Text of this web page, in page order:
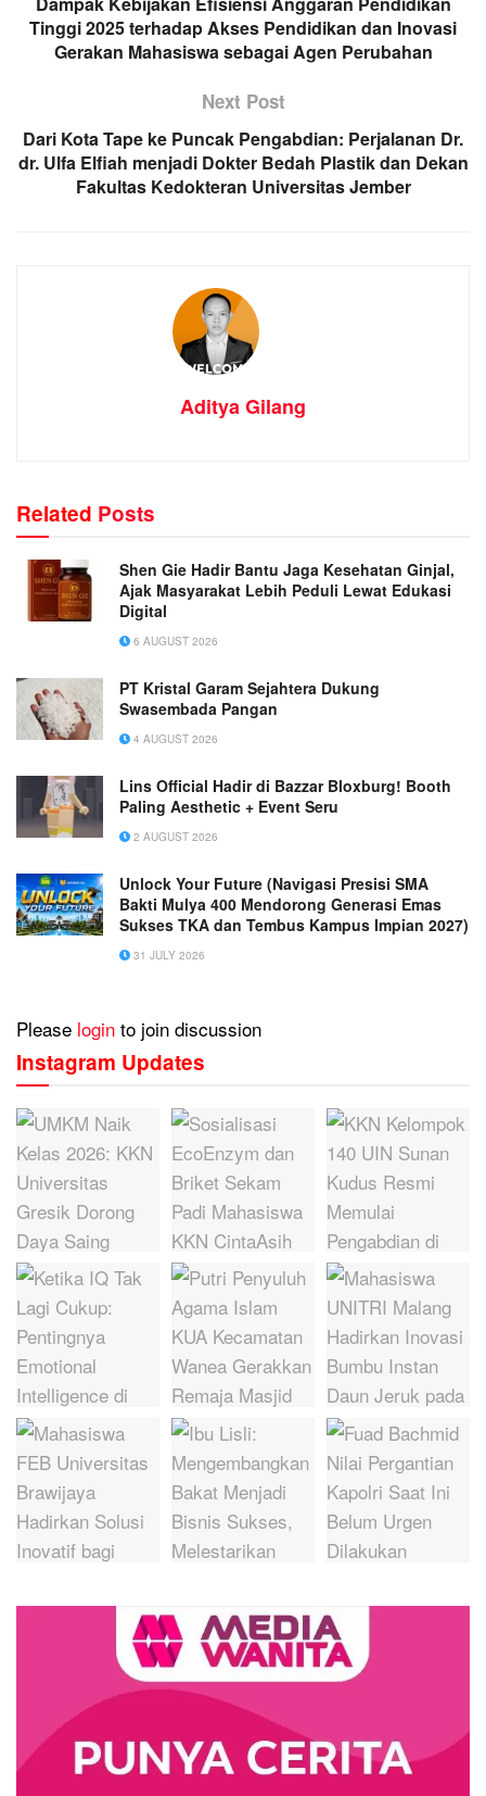
Tinggi 2025 terhadap Akses Pendidikan dan Inovasi
Gerakan Mahasiswa sebagai Agen Perubahan
Next Post
Dari Kota Tape ke Puncak Pengabdian: Perjalanan Dr.
dr. Ulfa Elfiah menjadi Dokter Bedah Plastik dan Dekan
Fakultas Kedokteran Universitas Jember
Aditya Gilang
Related Posts
Shen Gie Hadir Bantu Jaga Kesehatan Ginjal,
Ajak Masyarakat Lebih Peduli Lewat Edukasi
Digital
6 AUGUST 2026
PT Kristal Garam Sejahtera Dukung
Swasembada Pangan
4 AUGUST 2026
Lins Official Hadir di Bazzar Bloxburg! Booth
Paling Aesthetic + Event Seru
2 AUGUST 2026
Unlock Your Future (Navigasi Presisi SMA
Bakti Mulya 400 Mendorong Generasi Emas
Sukses TKA dan Tembus Kampus Impian 2027)
31 JULY 2026
Please login to join discussion
Instagram Updates